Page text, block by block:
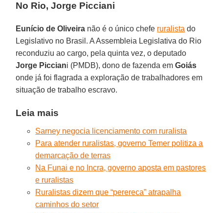
No Rio, Jorge Picciani
Eunício de Oliveira não é o único chefe ruralista do
Legislativo no Brasil. A Assembleia Legislativa do Rio
reconduziu ao cargo, pela quinta vez, o deputado
Jorge Picciani (PMDB), dono de fazenda emGoiás
onde já foi flagrada a exploração de trabalhadores em
situação de trabalho escravo.
Leia mais
Sarney negocia licenciamento com ruralista
Para atender ruralistas, governo Temer politiza a
demarcação de terras
Na Funai e no Incra, governo aposta em pastores
e ruralistas
Ruralistas dizem que “perereca” atrapalha
caminhos do setor